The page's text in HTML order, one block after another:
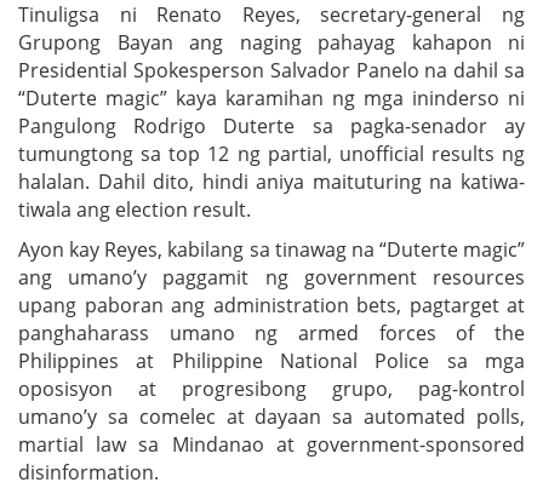
Tinuligsa ni Renato Reyes, secretary-general ng
Grupong Bayan ang naging pahayag kahapon ni
Presidential Spokesperson Salvador Panelo na dahil sa
“Duterte magic” kaya karamihan ng mga ininderso ni
Pangulong Rodrigo Duterte sa pagka-senador ay
tumungtong sa top 12 ng partial, unofficial results ng
halalan. Dahil dito, hindi aniya maituturing na katiwa-
tiwala ang election result.
Ayon kay Reyes, kabilang sa tinawag na “Duterte magic”
ang umano’y paggamit ng government resources
upang paboran ang administration bets, pagtarget at
panghaharass umano ng armed forces of the
Philippines at Philippine National Police sa mga
oposisyon at progresibong grupo, pag-kontrol
umano’y sa comelec at dayaan sa automated polls,
martial law sa Mindanao at government-sponsored
disinformation.